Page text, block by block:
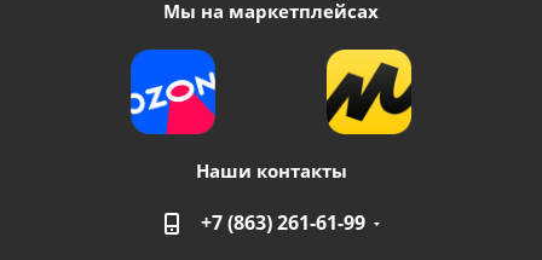
Мы на маркетплейсах
Наши контакты
+7 (863) 261-61-99